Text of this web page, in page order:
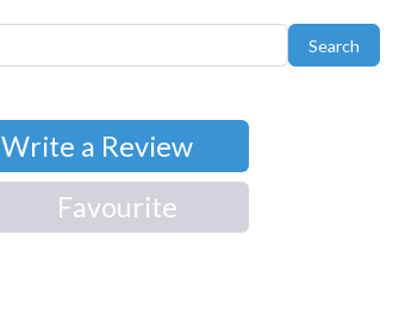
Search
Write a Review
Favourite